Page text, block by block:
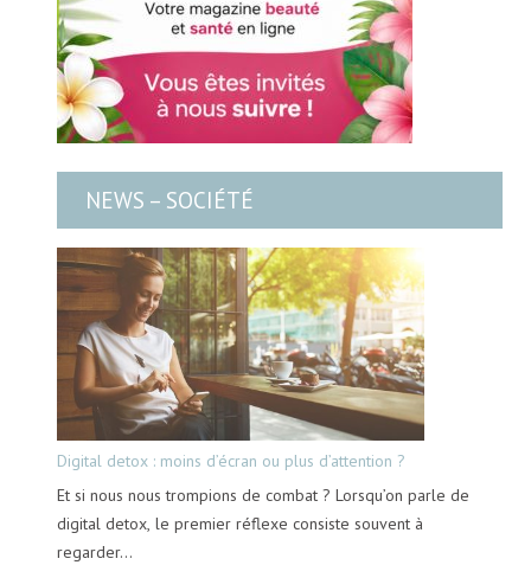
NEWS – SOCIÉTÉ
Digital detox : moins d’écran ou plus d’attention ?
Et si nous nous trompions de combat ? Lorsqu’on parle de
digital detox, le premier réflexe consiste souvent à
regarder…